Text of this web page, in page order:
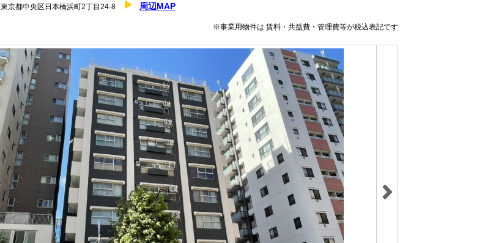
東京都中央区日本橋浜町2丁目24-8 周辺MAP
※事業用物件は 賃料・共益費・管理費等が税込表記です